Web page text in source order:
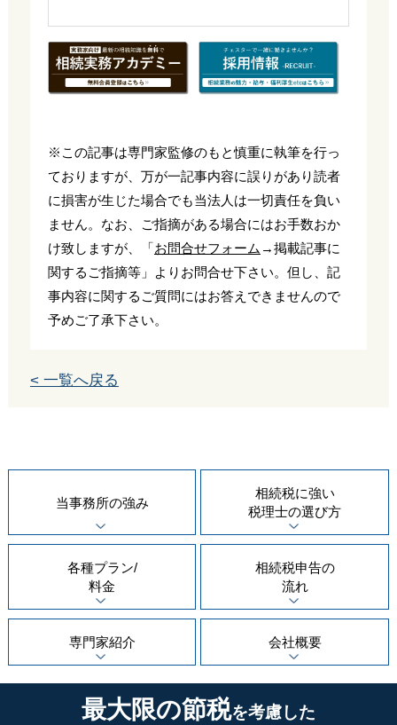
※この記事は専門家監修のもと慎重に執筆を行っ
ておりますが、万が一記事内容に誤りがあり読者
に損害が生じた場合でも当法人は一切責任を負い
ません。なお、ご指摘がある場合にはお手数おか
け致しますが、「 お問合せフォーム →掲載記事に
関するご指摘等」よりお問合せ下さい。但し、記
事内容に関するご質問にはお答えできませんので
予めご了承下さい。
< 一覧へ戻る
当事務所の強み
相続税に強い
税理士の選び方
各種プラン/
料金
相続税申告の
流れ
専門家紹介 会社概要
最大限の節税を考慮した